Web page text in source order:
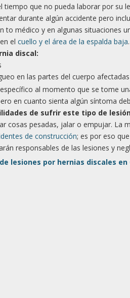
tiempo que no pueda laborar por su
durante algún accidente pero
to médico y en algunas situaciones
el cuello y el área de la espalda baja.
discal:
en las partes del cuerpo afectadas
al momento que se tome
en cuanto sienta algún síntoma
de sufrir este tipo de lesió
cosas pesadas, jalar o empujar.
de construcción; es por eso
responsables de las lesiones y
lesiones por hernias discales en